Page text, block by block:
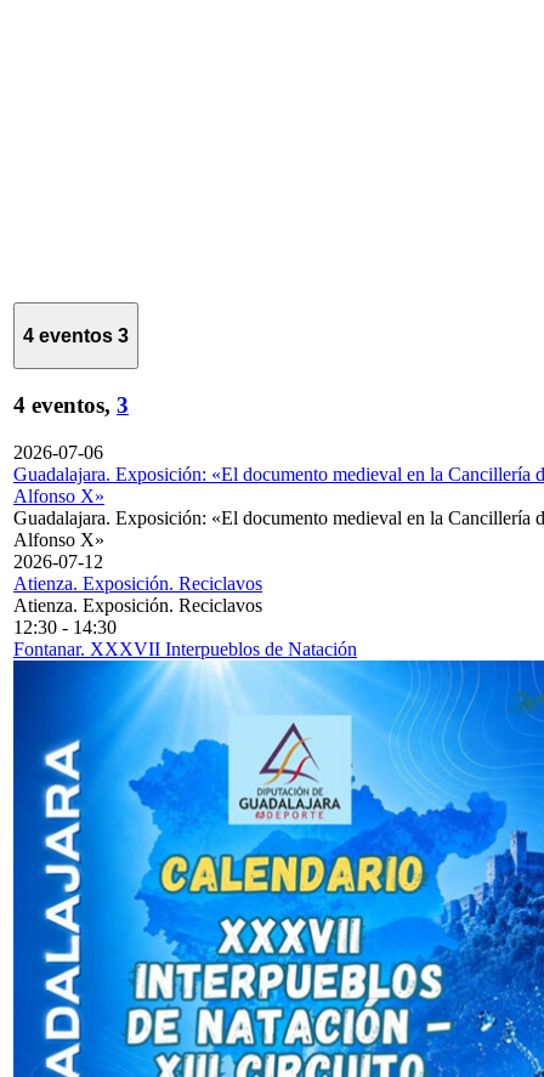
4 eventos 3
4 eventos, 3
2026-07-06
Guadalajara. Exposición: «El documento medieval en la Cancillería
Alfonso X»
Guadalajara. Exposición: «El documento medieval en la Cancillería
Alfonso X»
2026-07-12
Atienza. Exposición. Reciclavos
Atienza. Exposición. Reciclavos
12:30 - 14:30
Fontanar. XXXVII Interpueblos de Natación